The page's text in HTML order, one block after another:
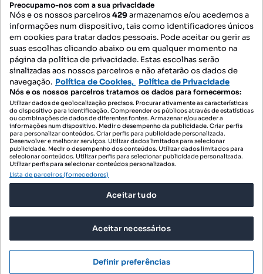
Mapa do Site
Contacte-nos
SIGA-NOS:
DESCARREGAR NA:
© 2026 Imovirtual.com, OLX Portugal, S.A.
TERMOS DE UTILIZAÇÃO
POLÍTICA DE PRIVACIDADE
Preocupamo-nos com a sua privacidade
Nós e os nossos parceiros429armazenamos e/ou acedemos a
informações num dispositivo, tais como identificadores únicos
em cookies para tratar dados pessoais. Pode aceitar ou gerir as
suas escolhas clicando abaixo ou em qualquer momento na
página da política de privacidade. Estas escolhas serão
sinalizadas aos nossos parceiros e não afetarão os dados de
navegação. Política de Cookies, Política de Privacidade
Nós e os nossos parceiros tratamos os dados para fornecermos:
Utilizar dados de geolocalização precisos. Procurar ativamente as características
do dispositivo para identificação. Compreender os públicos através de estatísticas
ou combinações de dados de diferentes fontes. Armazenar e/ou aceder a
informações num dispositivo. Medir o desempenho da publicidade. Criar perfis
para personalizar conteúdos. Criar perfis para publicidade personalizada.
Desenvolver e melhorar serviços. Utilizar dados limitados para selecionar
publicidade. Medir o desempenho dos conteúdos. Utilizar dados limitados para
selecionar conteúdos. Utilizar perfis para selecionar publicidade personalizada.
Utilizar perfis para selecionar conteúdos personalizados.
Lista de parceiros (fornecedores)
Aceitar tudo
Aceitar necessários
Definir preferências